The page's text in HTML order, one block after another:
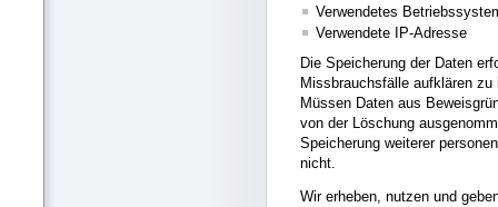
Verwendetes
Verwendete IP-Adresse
Die Speicherung der Daten
Missbrauchsfälle aufklären
Müssen Daten aus
von der Löschung
Speicherung weiterer
nicht.
Wir erheben, nutzen und